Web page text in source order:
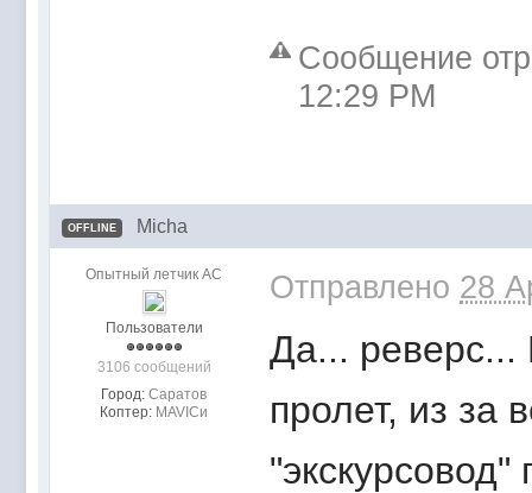
Сообщение
12:29 PM
OFFLINE Micha
Опытный летчик АС
Пользователи
3106 сообщений
Город: Саратов
Коптер: MAVICи
Отправлено 28
Да... реверс...
пролет, из за